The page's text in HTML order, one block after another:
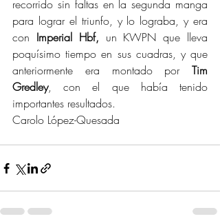
recorrido sin faltas en la segunda manga
para lograr el triunfo, y lo lograba, y era
con Imperial Hbf, un KWPN que lleva
poquísimo tiempo en sus cuadras, y que
anteriormente era montado por Tim
Gredley, con el que había tenido
importantes resultados.
Carolo López-Quesada